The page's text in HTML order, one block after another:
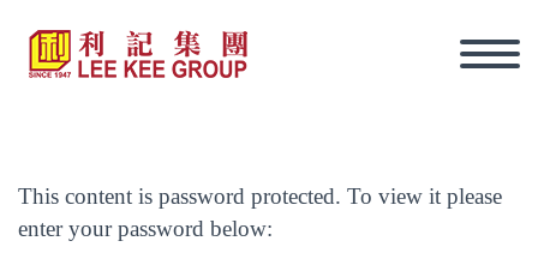
This content is password protected. To view it please
enter your password below: